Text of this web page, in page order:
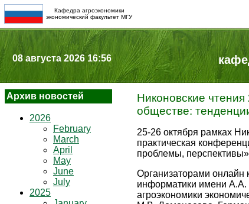
Кафедра агроэкономики
экономический факультет МГУ
08 августа 2026 16:56
Архив новостей
2026
February
March
April
May
June
July
2025
Никоновские
обществе:
25-26 октября рамках
практическая
проблемы, перспективы»
Организаторами онлайн
информатики имени А.А.
агроэкономики